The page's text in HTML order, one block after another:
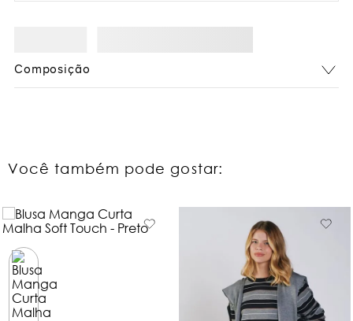
Composição
Você também pode gostar:
Blusa Manga Curta Malha Soft
Touch - Preto
R$ 119,99